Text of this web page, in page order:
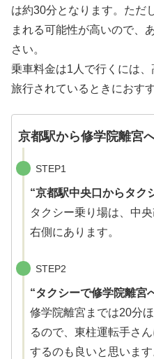
は約30分となります。ただ
まれる可能性が高いので、
さい。
乗車料金は1人で行くには
旅行されているときにおす
京都駅から修学院離宮
STEP1
“京都駅中央口からタク
タクシー乗り場は、中
右側にあります。
STEP2
“タクシーで修学院離宮
修学院離宮までは20分
るので、東柱運転手さ
するのも良いと思いま